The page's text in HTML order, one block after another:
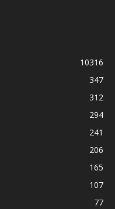
10316
347
312
294
241
206
165
107
77